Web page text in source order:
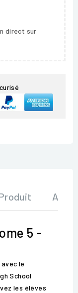
direct sur
Avis
5 -
le
School
les élèves